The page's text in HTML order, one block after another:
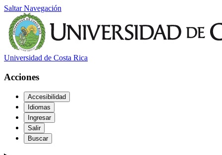
Saltar Navegación
Universidad de Costa Rica
Acciones
Accesibilidad
Idiomas
Ingresar
Salir
Buscar